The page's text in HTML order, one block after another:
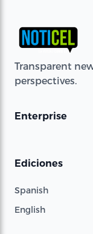
Transparent
perspectives.
Enterprise
Ediciones
Spanish
English